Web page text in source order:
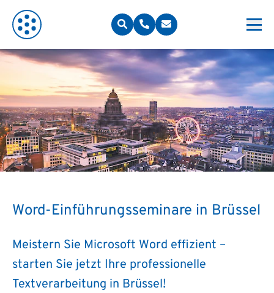
Word-Einführungsseminare in Brüssel
Meistern Sie Microsoft Word effizient –
starten Sie jetzt Ihre professionelle
Textverarbeitung in Brüssel!